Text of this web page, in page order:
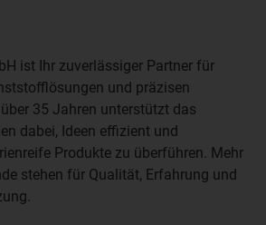
ist Ihr zuverlässiger Partner für
und präzisen
35 Jahren unterstützt das
dabei, Ideen effizient und
Produkte zu überführen. Mehr
stehen für Qualität, Erfahrung und